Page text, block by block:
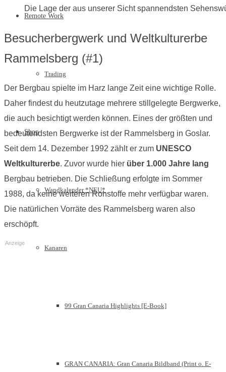
Remote Work
Trading
Shop
Wandkalender *NEU*
Kanaren
99 Gran Canaria Highlights [E-Book]
GRAN CANARIA: Gran Canaria Bildband (Print o. E-
Die Lage der aus unserer Sicht spannendsten
Besucherbergwerk und Weltkulturerbe
Rammelsberg (#1)
Der Bergbau spielte im Harz lange Zeit eine wichtige Rolle.
Daher findest du heutzutage mehrere stillgelegte Bergwerke,
die auch besichtigt werden können. Eines der größten und
bedeutendsten Bergwerke ist der Rammelsberg in Goslar.
Seit dem 14. Dezember 1992 zählt er zum UNESCO
Weltkulturerbe. Zuvor wurde hier über 1.000 Jahre lang
Bergbau betrieben. Die Schließung erfolgte im Sommer
1988, da keine weiteren Rohstoffe mehr verfügbar waren.
Die natürlichen Vorräte des Rammelsberg waren also
erschöpft.
Anzeige